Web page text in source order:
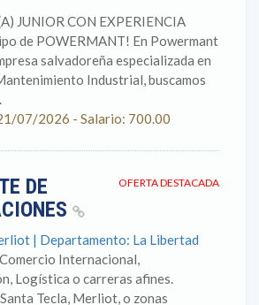
JUNIOR CON EXPERIENCIA
de POWERMANT! En Powermant
salvadoreña especializada en
Industrial, buscamos
07/2026 - Salario: 700.00
OFERTA DESTACADA
DE
| Departamento: La Libertad
Internacional,
Logística o carreras afines.
Tecla, Merliot, o zonas